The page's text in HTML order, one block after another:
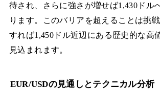
待され、さらに強さが増せば1,430ドル
ります。このバリアを超えることは挑
すれば1,450ドル近辺にある歴史的な高
見込まれます。
EUR/USDの見通しとテクニカル分析